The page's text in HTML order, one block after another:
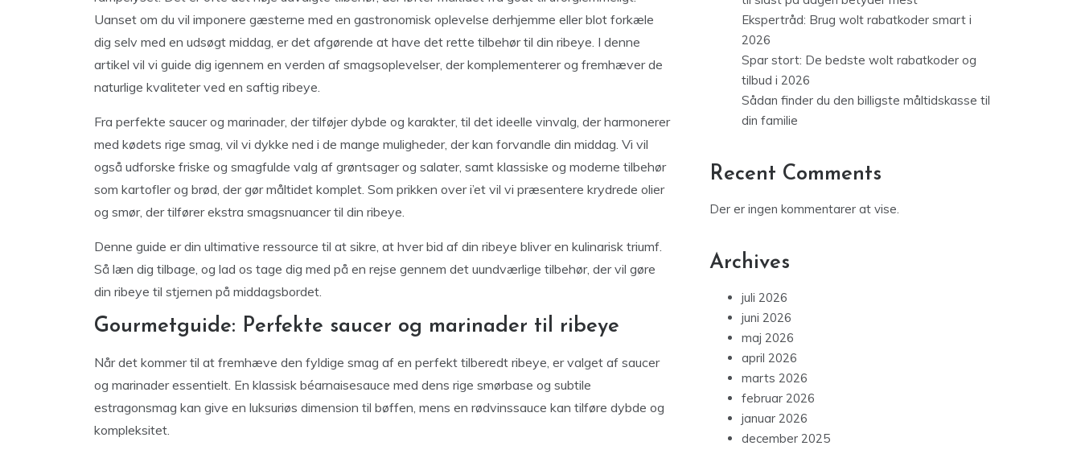
Uanset om du vil imponere gæsterne med en gastronomisk oplevelse derhjemme eller blot forkæle
dig selv med en udsøgt middag, er det afgørende at have det rette tilbehør til din ribeye. I denne
artikel vil vi guide dig igennem en verden af smagsoplevelser, der komplementerer og fremhæver de
naturlige kvaliteter ved en saftig ribeye.
Fra perfekte saucer og marinader, der tilføjer dybde og karakter, til det ideelle vinvalg, der harmonerer
med kødets rige smag, vil vi dykke ned i de mange muligheder, der kan forvandle din middag. Vi vil
også udforske friske og smagfulde valg af grøntsager og salater, samt klassiske og moderne tilbehør
som kartofler og brød, der gør måltidet komplet. Som prikken over i’et vil vi præsentere krydrede olier
og smør, der tilfører ekstra smagsnuancer til din ribeye.
Denne guide er din ultimative ressource til at sikre, at hver bid af din ribeye bliver en kulinarisk triumf.
Så læn dig tilbage, og lad os tage dig med på en rejse gennem det uundværlige tilbehør, der vil gøre
din ribeye til stjernen på middagsbordet.
Gourmetguide: Perfekte saucer og marinader til ribeye
Når det kommer til at fremhæve den fyldige smag af en perfekt tilberedt ribeye, er valget af saucer
og marinader essentielt. En klassisk béarnaisesauce med dens rige smørbase og subtile
estragonsmag kan give en luksuriøs dimension til bøffen, mens en rødvinssauce kan tilføre dybde og
kompleksitet.
Ekspertråd: Brug wolt rabatkoder smart i
2026
Spar stort: De bedste wolt rabatkoder og
tilbud i 2026
Sådan finder du den billigste måltidskasse til
din familie
Recent Comments
Der er ingen kommentarer at vise.
Archives
juli 2026
juni 2026
maj 2026
april 2026
marts 2026
februar 2026
januar 2026
december 2025